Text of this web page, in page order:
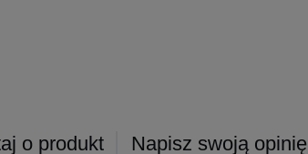
o produkt Napisz swoją opinię